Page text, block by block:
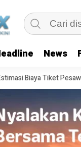
News
yang Wajib